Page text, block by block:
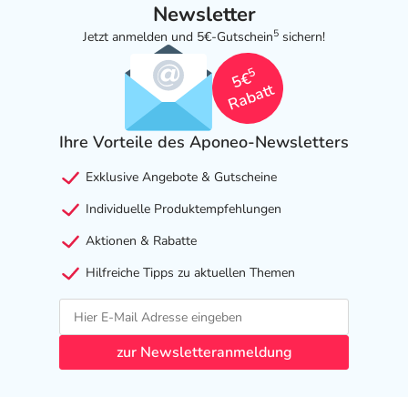
Newsletter
Jetzt anmelden und 5€-Gutschein5 sichern!
5€
5
Rabatt
Ihre Vorteile des Aponeo-Newsletters
Exklusive Angebote & Gutscheine
Individuelle Produktempfehlungen
Aktionen & Rabatte
Hilfreiche Tipps zu aktuellen Themen
zur Newsletteranmeldung